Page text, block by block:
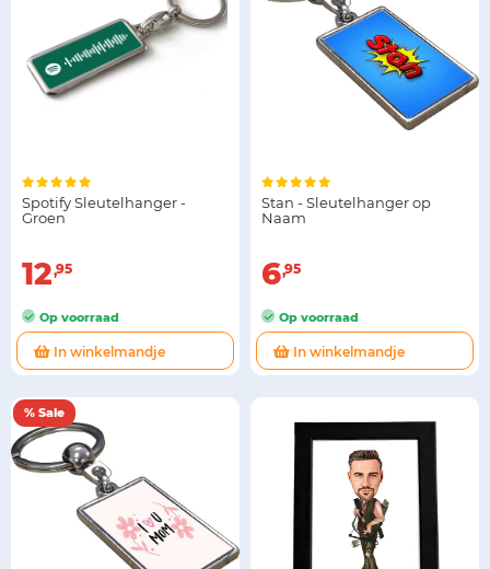
Spotify Sleutelhanger -
Groen
12 95
Op voorraad
In winkelmandje
Stan - Sleutelhanger op
Naam
6 95
Op voorraad
In winkelmandje
% Sale